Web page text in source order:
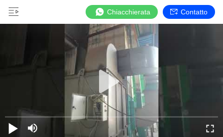
Chiacchierata Contatto